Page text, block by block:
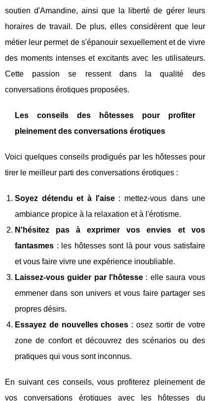
soutien d'Amandine, ainsi que la liberté de gérer leurs
horaires de travail. De plus, elles considèrent que leur
métier leur permet de s'épanouir sexuellement et de vivre
des moments intenses et excitants avec les utilisateurs.
Cette passion se ressent dans la qualité des
conversations érotiques proposées.
Les conseils des hôtesses pour profiter
pleinement des conversations érotiques
Voici quelques conseils prodigués par les hôtesses pour
tirer le meilleur parti des conversations érotiques :
Soyez détendu et à l'aise: mettez-vous dans une
ambiance propice à la relaxation et à l'érotisme.
N'hésitez pas à exprimer vos envies et vos
fantasmes : les hôtesses sont là pour vous satisfaire
et vous faire vivre une expérience inoubliable.
Laissez-vous guider par l'hôtesse : elle saura vous
emmener dans son univers et vous faire partager ses
propres désirs.
Essayez de nouvelles choses : osez sortir de votre
zone de confort et découvrez des scénarios ou des
pratiques qui vous sont inconnus.
En suivant ces conseils, vous profiterez pleinement de
vos conversations érotiques avec les hôtesses du